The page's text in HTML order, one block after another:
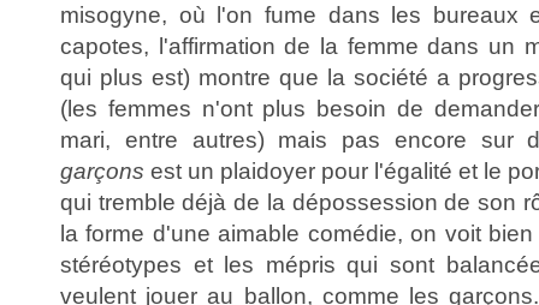
misogyne, où l'on fume dans les bureaux
capotes, l'affirmation de la femme dans un
qui plus est) montre que la société a
(les femmes n'ont plus besoin de
mari, entre autres) mais pas encore sur
garçons est un plaidoyer pour l'égalité et le
qui tremble déjà de la dépossession de son
la forme d'une aimable comédie, on voit
stéréotypes et les mépris qui sont
veulent jouer au ballon, comme les